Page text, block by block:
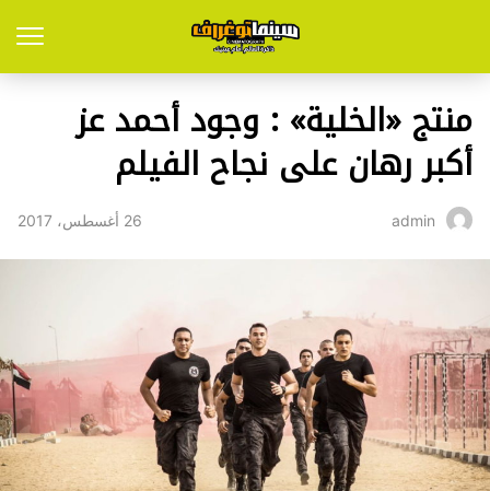
منتج «الخلية» : وجود أحمد عز
أكبر رهان على نجاح الفيلم
admin 26 أغسطس، 2017